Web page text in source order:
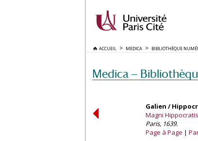
ACCUEIL MEDICA BIBLIOTHÈQUE
Medica —
Galien /
Magni
Paris, 1639.
Page à Page